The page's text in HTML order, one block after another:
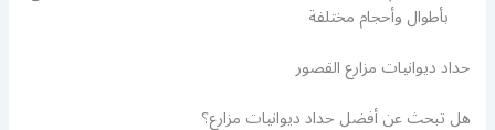
بأطوال وأحجام مختلفة
حداد ديوانيات مزارع القصور
هل تبحث عن أفضل حداد ديوانيات مزارع؟